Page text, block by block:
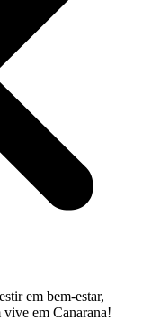
em bem-estar,
vive em Canarana!